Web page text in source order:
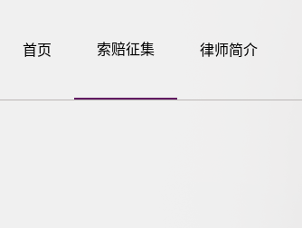
首页 索赔征集 律师简介